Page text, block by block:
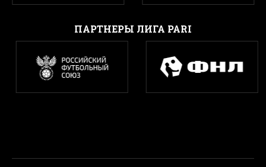
ПАРТНЕРЫ ЛИГА PARI